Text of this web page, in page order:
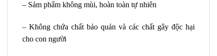
– Sảm phẩm không mùi, hoàn toàn tự nhiên
– Không chứa chất bảo quản và các chất gây độc hại
cho con người